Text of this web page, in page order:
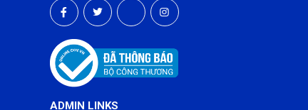
ADMIN LINKS